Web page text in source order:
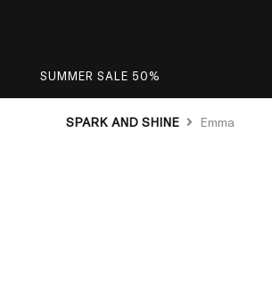
SUMMER SALE 50%
SPARK AND SHINE Emma